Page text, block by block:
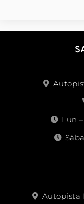
Lun
Autopista